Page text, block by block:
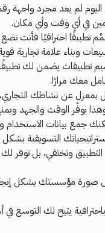
اليوم لم يعد مجرد واجهة
في أي وقت وأي مكان.
تطبيقًا احترافيًا فأنت
وبناء علامة تجارية
تطبيقات يضمن لك
معك مرارًا.
بمعزل عن نشاطك
يوفّر الوقت والجهد
جمع بيانات
التسويقية
وتختفي، بل توفر
صورة مؤسستك بشكل
يتيح لك التوسع